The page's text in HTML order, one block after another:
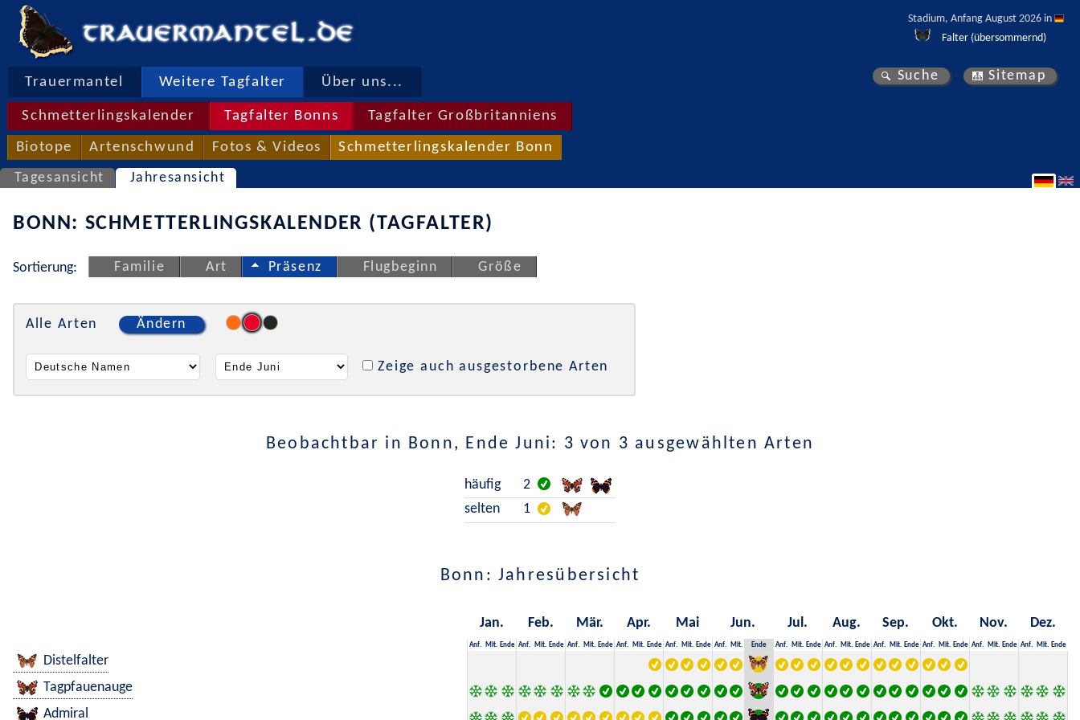
Stadium, Anfang August 2026 in
Falter (übersommernd)
Trauermantel Weitere Tagfalter Über uns...
Schmetterlingskalender Tagfalter Bonns Tagfalter Großbritanniens
Biotope Artenschwund Fotos & Videos Schmetterlingskalender Bonn
Suche Sitemap
Tagesansicht Jahresansicht
BONN: SCHMETTERLINGSKALENDER (TAGFALTER)
Sortierung: Familie Art Präsenz Flugbeginn Größe
Alle Arten Ändern
Zeige auch ausgestorbene Arten
Beobachtbar in Bonn, Ende Juni: 3 von 3 ausgewählten Arten
häufig
2
selten
1
Bonn: Jahresübersicht
Jan. Feb. Mär. Apr. Mai Jun. Jul. Aug. Sep. Okt. Nov. Dez.
Anf. Mit. Ende Anf. Mit. Ende Anf. Mit. Ende Anf. Mit. Ende Anf. Mit. Ende Anf. Mit. Ende Anf. Mit. Ende Anf. Mit. Ende Anf. Mit. Ende Anf. Mit. Ende Anf. Mit. Ende Anf. Mit. Ende
Distelfalter
Tagpfauenauge
Admiral